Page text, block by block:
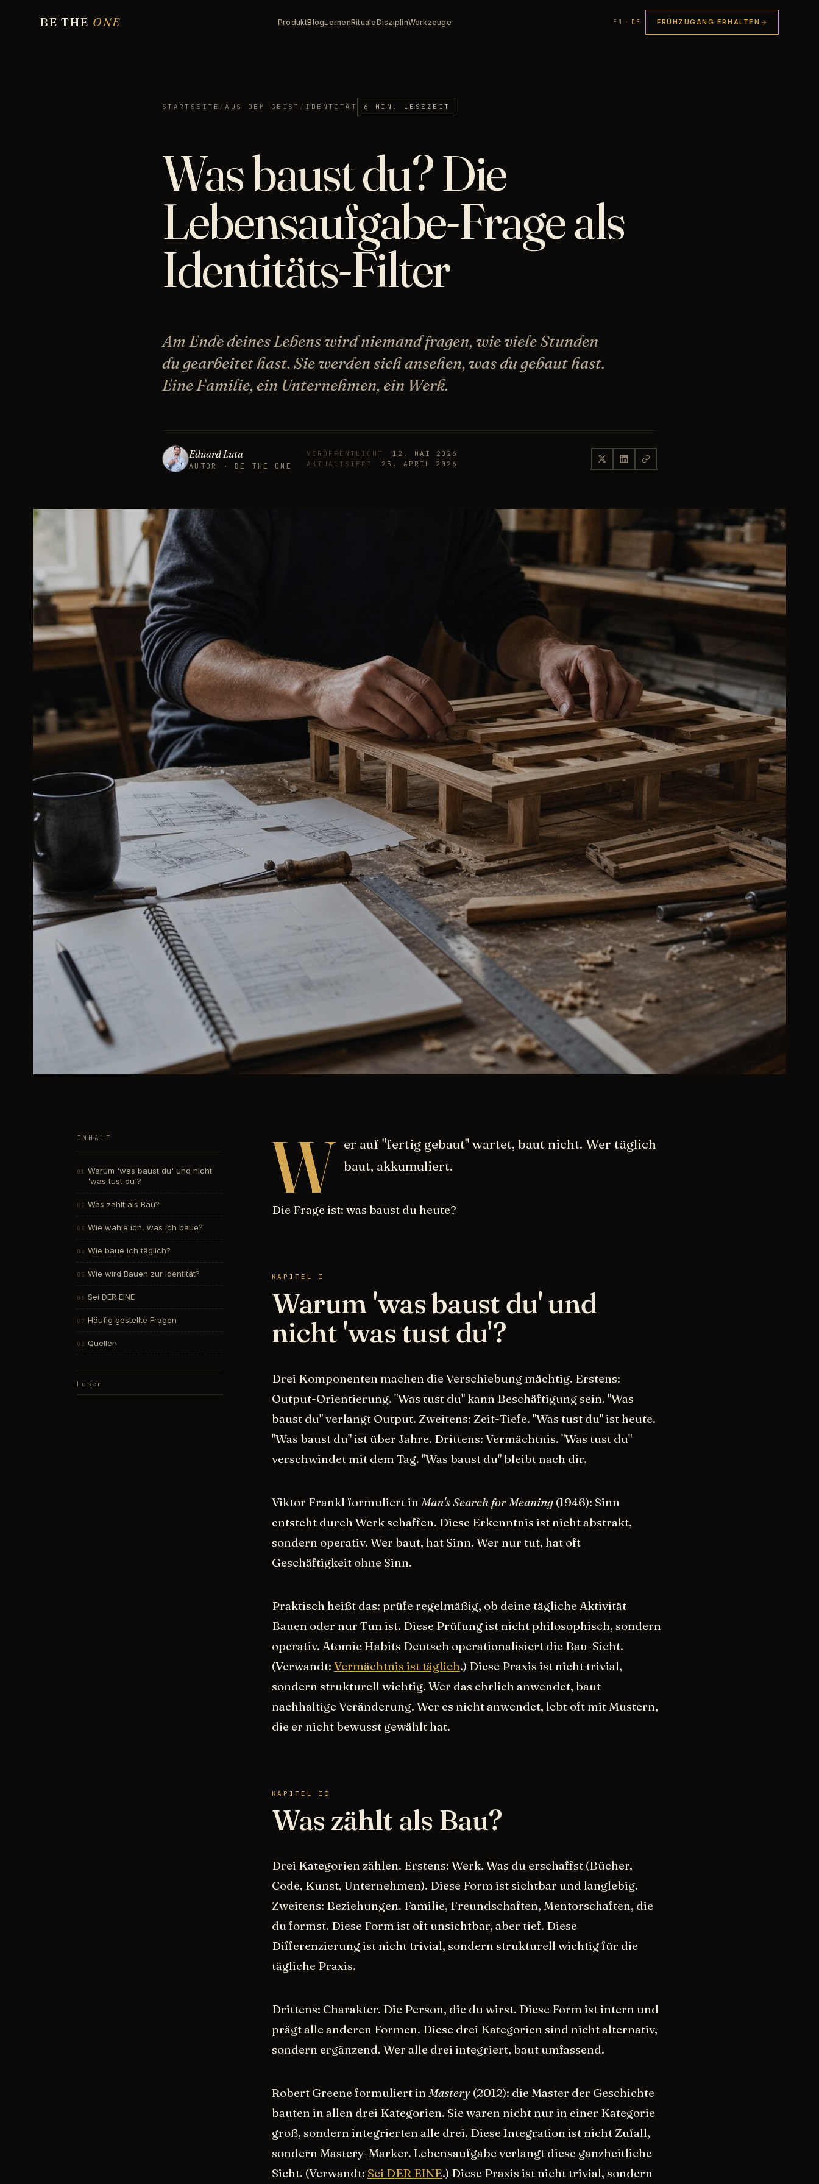
BE THE ONE ProduktBlogLernenRitualeDisziplinWerkzeuge EN · DE FRÜHZUGANG ERHALTEN
STARTSEITE /AUS DEM GEIST / IDENTITÄT 6 MIN. LESEZEIT
Was baust du? Die
Lebensaufgabe-Frage als
Identitäts-Filter
Am Ende deines Lebens wird niemand fragen, wie viele Stunden
du gearbeitet hast. Sie werden sich ansehen, was du gebaut hast.
Eine Familie, ein Unternehmen, ein Werk.
Eduard Luta
AUTOR · BE THE ONE
VERÖFFENTLICHT
12. MAI 2026
AKTUALISIERT
25. APRIL 2026
INHALT
Warum 'was baust du' und nicht
'was tust du'?
Was zählt als Bau?
Wie wähle ich, was ich baue?
Wie baue ich täglich?
Wie wird Bauen zur Identität?
Sei DER EINE
Häufig gestellte Fragen
Quellen
Lesen
W er auf "fertig gebaut" wartet, baut nicht. Wer täglich
baut, akkumuliert.
Die Frage ist: was baust du heute?
KAPITEL I
Warum 'was baust du' und
nicht 'was tust du'?
Drei Komponenten machen die Verschiebung mächtig. Erstens:
Output-Orientierung. "Was tust du" kann Beschäftigung sein. "Was
baust du" verlangt Output. Zweitens: Zeit-Tiefe. "Was tust du" ist heute.
"Was baust du" ist über Jahre. Drittens: Vermächtnis. "Was tust du"
verschwindet mit dem Tag. "Was baust du" bleibt nach dir.
Viktor Frankl formuliert in Man's Search for Meaning(1946): Sinn
entsteht durch Werk schaffen. Diese Erkenntnis ist nicht abstrakt,
sondern operativ. Wer baut, hat Sinn. Wer nur tut, hat oft
Geschäftigkeit ohne Sinn.
Praktisch heißt das: prüfe regelmäßig, ob deine tägliche Aktivität
Bauen oder nur Tun ist. Diese Prüfung ist nicht philosophisch, sondern
operativ. Atomic Habits Deutsch operationalisiert die Bau-Sicht.
(Verwandt: Vermächtnis ist täglich.) Diese Praxis ist nicht trivial,
sondern strukturell wichtig. Wer das ehrlich anwendet, baut
nachhaltige Veränderung. Wer es nicht anwendet, lebt oft mit Mustern,
die er nicht bewusst gewählt hat.
KAPITEL II
Was zählt als Bau?
Drei Kategorien zählen. Erstens: Werk. Was du erschaffst (Bücher,
Code, Kunst, Unternehmen). Diese Form ist sichtbar und langlebig.
Zweitens: Beziehungen. Familie, Freundschaften, Mentorschaften, die
du formst. Diese Form ist oft unsichtbar, aber tief. Diese
Differenzierung ist nicht trivial, sondern strukturell wichtig für die
tägliche Praxis.
Drittens: Charakter. Die Person, die du wirst. Diese Form ist intern und
prägt alle anderen Formen. Diese drei Kategorien sind nicht alternativ,
sondern ergänzend. Wer alle drei integriert, baut umfassend.
Robert Greene formuliert in Mastery(2012): die Master der Geschichte
bauten in allen drei Kategorien. Sie waren nicht nur in einer Kategorie
groß, sondern integrierten alle drei. Diese Integration ist nicht Zufall,
sondern Mastery-Marker. Lebensaufgabe verlangt diese ganzheitliche
Sicht. (Verwandt: Sei DER EINE.) Diese Praxis ist nicht trivial, sondern